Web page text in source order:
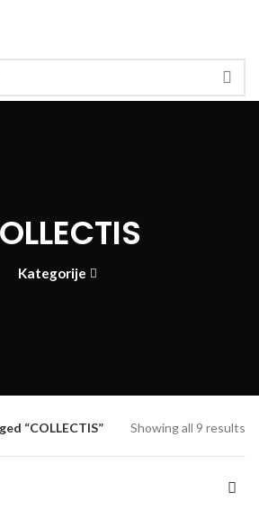
Kategorije
“COLLECTIS” Showing all 9 results